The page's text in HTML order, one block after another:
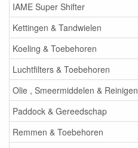
IAME Super Shifter
Kettingen & Tandwielen
Koeling & Toebehoren
Luchtfilters & Toebehoren
Olie , Smeermiddelen & Reinigen
Paddock & Gereedschap
Remmen & Toebehoren